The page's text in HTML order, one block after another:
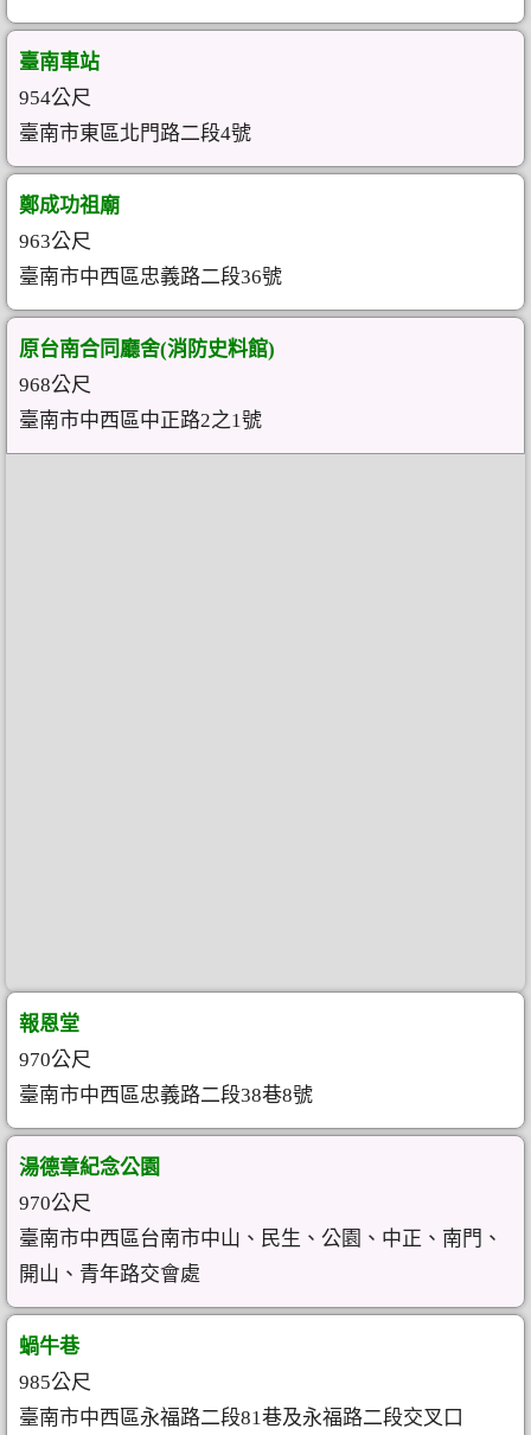
臺南車站
954公尺
臺南市東區北門路二段4號
鄭成功祖廟
963公尺
臺南市中西區忠義路二段36號
原台南合同廳舍(消防史料館)
968公尺
臺南市中西區中正路2之1號
報恩堂
970公尺
臺南市中西區忠義路二段38巷8號
湯德章紀念公園
970公尺
臺南市中西區台南市中山、民生、公園、中正、南門、
開山、青年路交會處
蝸牛巷
985公尺
臺南市中西區永福路二段81巷及永福路二段交叉口